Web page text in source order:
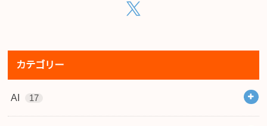
カテゴリー
AI 17